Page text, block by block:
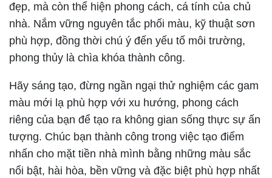
đẹp, mà còn thể hiện phong cách, cá tính của chủ
nhà. Nắm vững nguyên tắc phối màu, kỹ thuật sơn
phù hợp, đồng thời chú ý đến yếu tố môi trường,
phong thủy là chìa khóa thành công.
Hãy sáng tạo, đừng ngần ngại thử nghiệm các gam
màu mới lạ phù hợp với xu hướng, phong cách
riêng của bạn để tạo ra không gian sống thực sự ấn
tượng. Chúc bạn thành công trong việc tạo điểm
nhấn cho mặt tiền nhà mình bằng những màu sắc
nổi bật, hài hòa, bền vững và đặc biệt phù hợp nhất